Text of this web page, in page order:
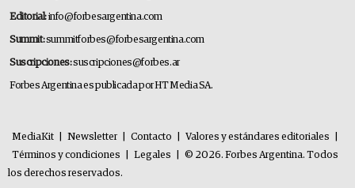
Editorial:info@forbesargentina.com
Summit:summitforbes@forbesargentina.com
Suscripciones:suscripciones@forbes.ar
Forbes Argentina es publicada por HT Media SA.
MediaKit Newsletter Contacto Valores y estándares editoriales
Términos y condiciones
Legales
© 2026. Forbes Argentina. Todos
los derechos reservados.